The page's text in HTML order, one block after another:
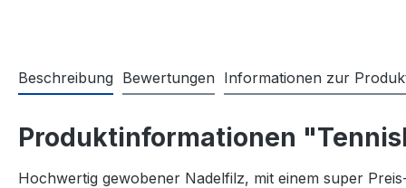
Beschreibung Bewertungen Informationen zur
Produktinformationen
Hochwertig gewobener Nadelfilz, mit einem super